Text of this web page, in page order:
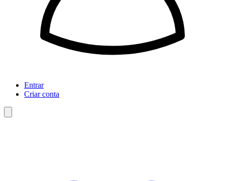
Entrar
Criar conta